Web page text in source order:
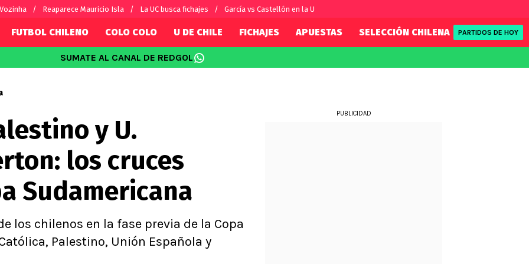
Reaparece Mauricio Isla La UC busca fichajes García vs Castellón en la U
por el mundo
Fútbol Argentino
Fútbol Brasileño
FUTBOL CHILENO COLO COLO U DE CHILE FICHAJES APUESTAS SELECCIÓN CHILENA REDSPORT
PARTIDOS DE HOY
SUMATE AL CANAL DE REDGOL
y U.
los cruces
Sudamericana
los chilenos en la fase previa de la Copa
Palestino, Unión Española y
PUBLICIDAD